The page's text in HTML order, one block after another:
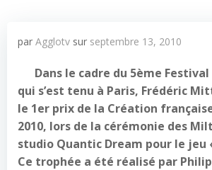
par Agglotv sur septembre 13, 2010
Dans le cadre du 5ème
qui s’est tenu à Paris, Frédéric
le 1er prix de la Création
2010, lors de la cérémonie des
studio Quantic Dream pour le jeu
Ce trophée a été réalisé par